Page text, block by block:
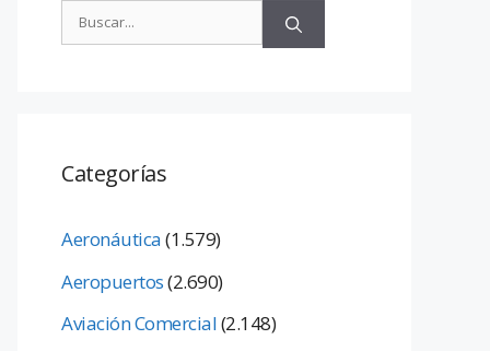
Categorías
Aeronáutica(1.579)
Aeropuertos(2.690)
Aviación Comercial(2.148)